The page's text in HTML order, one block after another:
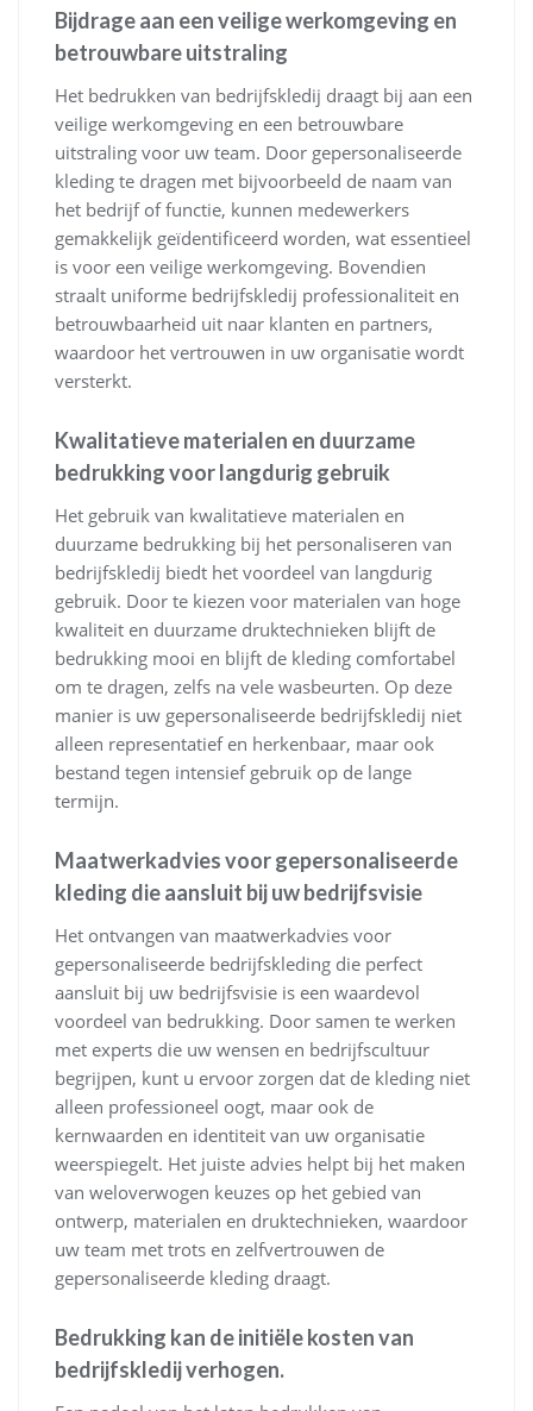
Bijdrage aan een veilige werkomgeving en
betrouwbare uitstraling
Het bedrukken van bedrijfskledij draagt bij aan een
veilige werkomgeving en een betrouwbare
uitstraling voor uw team. Door gepersonaliseerde
kleding te dragen met bijvoorbeeld de naam van
het bedrijf of functie, kunnen medewerkers
gemakkelijk geïdentificeerd worden, wat essentieel
is voor een veilige werkomgeving. Bovendien
straalt uniforme bedrijfskledij professionaliteit en
betrouwbaarheid uit naar klanten en partners,
waardoor het vertrouwen in uw organisatie wordt
versterkt.
Kwalitatieve materialen en duurzame
bedrukking voor langdurig gebruik
Het gebruik van kwalitatieve materialen en
duurzame bedrukking bij het personaliseren van
bedrijfskledij biedt het voordeel van langdurig
gebruik. Door te kiezen voor materialen van hoge
kwaliteit en duurzame druktechnieken blijft de
bedrukking mooi en blijft de kleding comfortabel
om te dragen, zelfs na vele wasbeurten. Op deze
manier is uw gepersonaliseerde bedrijfskledij niet
alleen representatief en herkenbaar, maar ook
bestand tegen intensief gebruik op de lange
termijn.
Maatwerkadvies voor gepersonaliseerde
kleding die aansluit bij uw bedrijfsvisie
Het ontvangen van maatwerkadvies voor
gepersonaliseerde bedrijfskleding die perfect
aansluit bij uw bedrijfsvisie is een waardevol
voordeel van bedrukking. Door samen te werken
met experts die uw wensen en bedrijfscultuur
begrijpen, kunt u ervoor zorgen dat de kleding niet
alleen professioneel oogt, maar ook de
kernwaarden en identiteit van uw organisatie
weerspiegelt. Het juiste advies helpt bij het maken
van weloverwogen keuzes op het gebied van
ontwerp, materialen en druktechnieken, waardoor
uw team met trots en zelfvertrouwen de
gepersonaliseerde kleding draagt.
Bedrukking kan de initiële kosten van
bedrijfskledij verhogen.